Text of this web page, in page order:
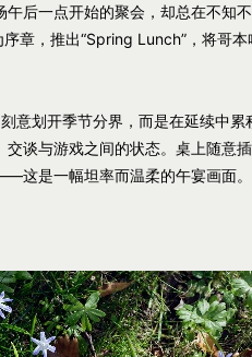
后一点开始的聚会，却总在不知不
章，推出“Spring Lunch”，将哥
意划开季节分界，而是在延续中
谈与游戏之间的状态。桌上随意
这是一幅坦率而温柔的午宴画面